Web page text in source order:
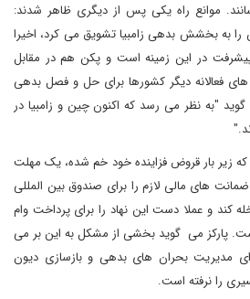
نتیجه برسانند. موانع راه یکی پس از دیگری ظاهر شدند:
را به بخشش بدهی زامبیا تشویق می کرد، اخیرا
در این زمینه است و پکن هم در مقابل
فعالانه دیگر کشورها برای حل و فصل بدهی
"به نظر می رسد که اکنون چین و زامبیا در
که زیر بار قروض فزاینده خود خم شده، یک مهلت
های مالی لازم را برای صندوق بین المللی
کند و عملا دست این نهاد را برای پرداخت وام
پارکز می گوید بخشی از مشکل به این بر می
مدیریت بحران های بدهی و بازسازی دیون
را نرفته است.